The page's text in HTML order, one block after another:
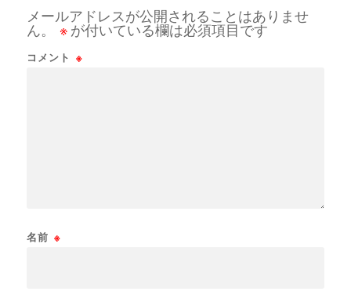
メールアドレスが公開されることはありませ
ん。
※ が付いている欄は必須項目です
コメント ※
名前 ※